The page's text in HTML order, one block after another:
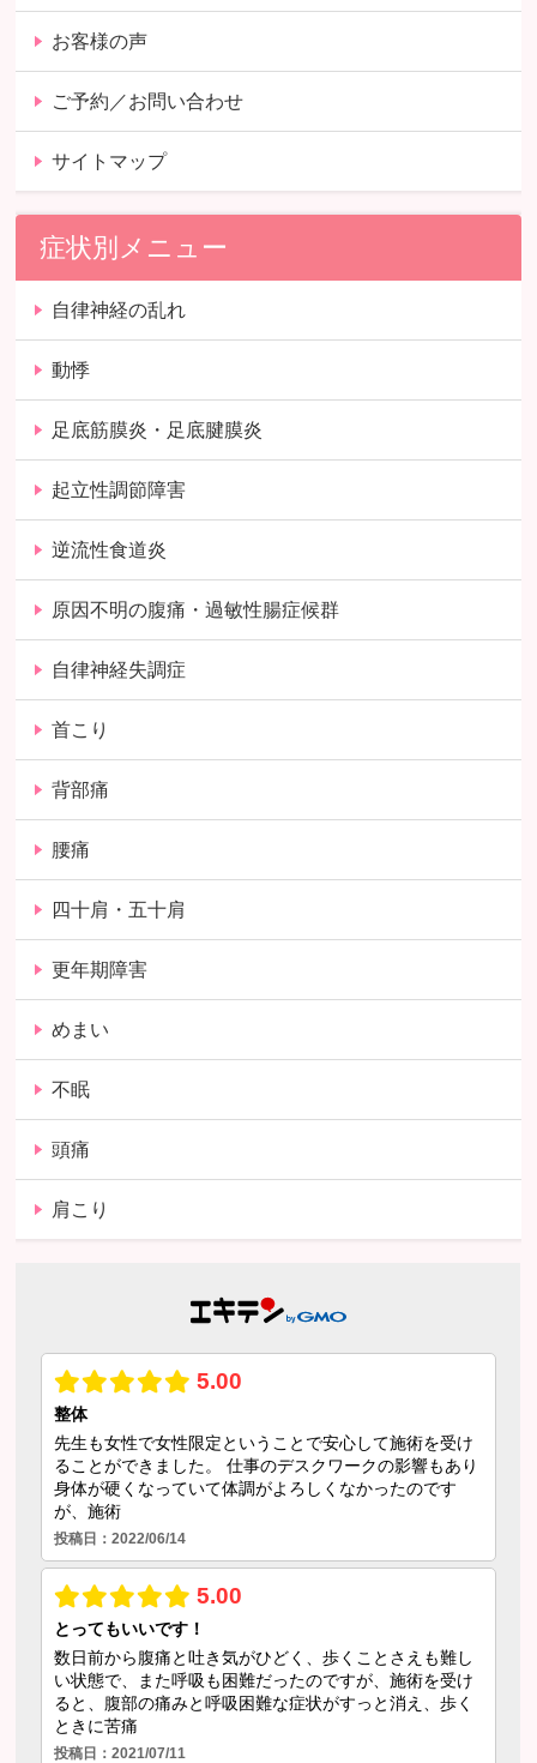
お客様の声
ご予約／お問い合わせ
サイトマップ
症状別メニュー
自律神経の乱れ
動悸
足底筋膜炎・足底腱膜炎
起立性調節障害
逆流性食道炎
原因不明の腹痛・過敏性腸症候群
自律神経失調症
首こり
背部痛
腰痛
四十肩・五十肩
更年期障害
めまい
不眠
頭痛
肩こり